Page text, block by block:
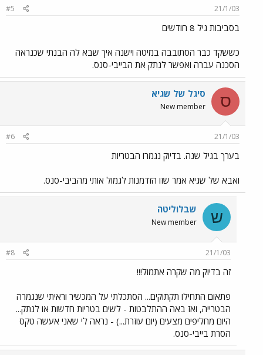
21/1/03
#5
בסביבות גיל 8 חודשים
כששקד כבר הסתובבה במיטה וישנה איך שבא לה הבנתי שכנראה
הסכנה עברה ואפשר לנתק את הבייבי-סנס.
ס סיגל של שגיא
New member
21/1/03
#6
בערך בגיל שנה. בדיוק נגמרו הבטריות
ואבא של שגיא אמר שזו הזדמנות לגמול אותי מהביבי-סנס.
ש שבלוליטה
New member
21/1/03
#8
זה בדיוק מה שקרה אתמול!!!
פתאום התחילו תקתוקים... הסתכלתי על המכשיר וראיתי שנגמרה
הבטרייה, ואז באה ההתלבטות - לשים בטריות חדשות או לנתק...
היום מחליפים מצעים (יום עוזרת...) - נראה לי שאני אעשה טקס
הסרת בייבי-סנס.